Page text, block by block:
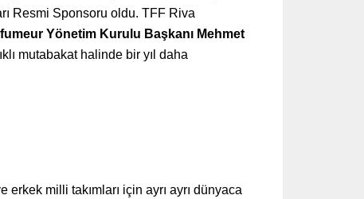
Resmi Sponsoru oldu. TFF Riva
Yönetim Kurulu Başkanı Mehmet
mutabakat halinde bir yıl daha
milli takımları için ayrı ayrı dünyaca